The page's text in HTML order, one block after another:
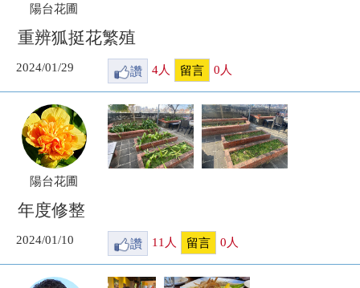
陽台花圃
重辨狐挺花繁殖
2024/01/29 讚 4人 留言 0 人
陽台花圃
年度修整
2024/01/10 讚 11 人 留言 0 人